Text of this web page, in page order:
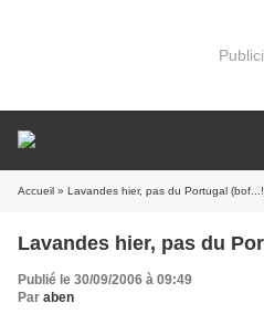
Accueil » Lavandes hier, pas du Portugal
Lavandes hier, pas du
Publié le 30/09/2006 à 09:49
Par aben